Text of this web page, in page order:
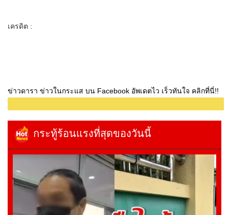
เครดิต :
ข่าวดารา ข่าวในกระแส บน Facebook อัพเดตไว เร็วทันใจ คลิกที่นี่!!
กระทู้ร้อนแรงที่สุดของวันนี้